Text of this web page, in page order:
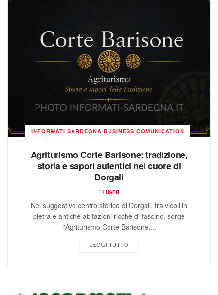
INFORMATI SARDEGNA BUSINESS COMUNICATION
Agriturismo Corte Barisone: tradizione,
Dorgali
DI
pietra e antiche abitazioni ricche di fascino, sorge
l'Agriturismo Corte Barisone,...
LEGGI TUTTO